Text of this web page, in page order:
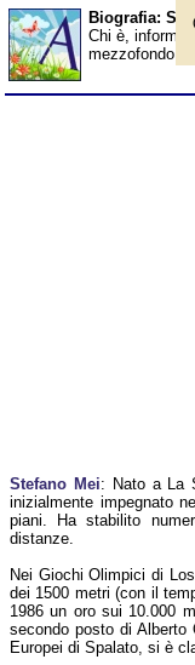
Biografia:
Chi è,
mezzofondo e
Stefano Mei: Nato a La
inizialmente impegnato
piani. Ha stabilito
distanze.
Nei Giochi Olimpici di
dei 1500 metri (con il
1986 un oro sui 10.000
secondo posto di
Europei di Spalato, si è